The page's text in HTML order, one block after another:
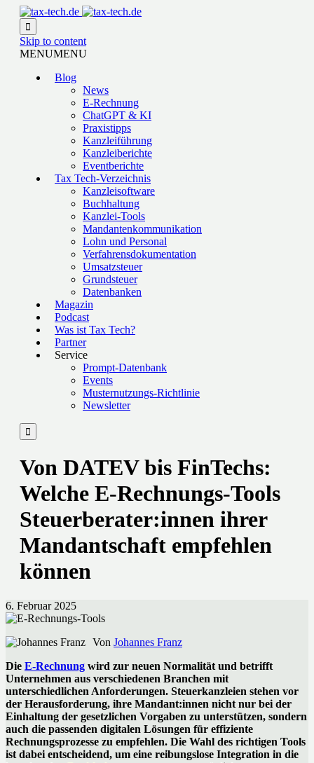

Skip to content
MENUMENU
Blog
News
E-Rechnung
ChatGPT & KI
Praxistipps
Kanzleiführung
Kanzleiberichte
Eventberichte
Tax Tech-Verzeichnis
Kanzleisoftware
Buchhaltung
Kanzlei-Tools
Mandantenkommunikation
Lohn und Personal
Verfahrensdokumentation
Umsatzsteuer
Grundsteuer
Datenbanken
Magazin
Podcast
Was ist Tax Tech?
Partner
Service
Prompt-Datenbank
Events
Musternutzungs-Richtlinie
Newsletter

Von DATEV bis FinTechs:
Welche E-Rechnungs-Tools
Steuerberater:innen ihrer
Mandantschaft empfehlen
können
6. Februar 2025
Von Johannes Franz
Die E-Rechnung wird zur neuen Normalität und betrifft
Unternehmen aus verschiedenen Branchen mit
unterschiedlichen Anforderungen. Steuerkanzleien stehen vor
der Herausforderung, ihre Mandant:innen nicht nur bei der
Einhaltung der gesetzlichen Vorgaben zu unterstützen, sondern
auch die passenden digitalen Lösungen für effiziente
Rechnungsprozesse zu empfehlen. Die Wahl des richtigen Tools
ist dabei entscheidend, um eine reibungslose Integration in die